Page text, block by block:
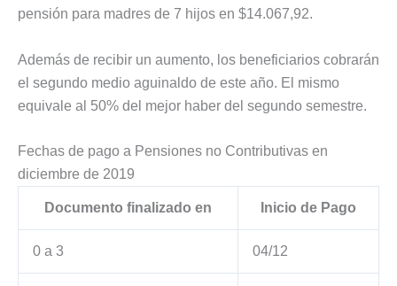
pensión para madres de 7 hijos en $14.067,92.
Además de recibir un aumento, los beneficiarios cobrarán
el segundo medio aguinaldo de este año. El mismo
equivale al 50% del mejor haber del segundo semestre.
Fechas de pago a Pensiones no Contributivas en
diciembre de 2019
Documento finalizado en Inicio de Pago
0 a 3 04/12